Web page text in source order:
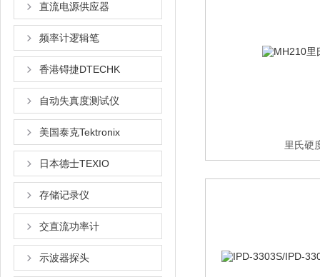
直流电源供应器
频率计逻辑笔
香港锝捷DTECHK
自动失真度测试仪
美国泰克Tektronix
日本德士TEXIO
存储记录仪
交直流功率计
示波器探头
里氏硬